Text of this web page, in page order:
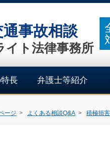
通事故相談
イト法律事務所
長 弁護士等紹介
ージ よくある相談Q&A 積極損害